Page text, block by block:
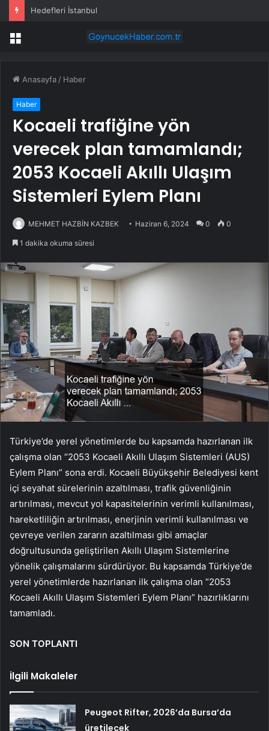
Hedefleri İstanbul
Menü
Anasayfa / Haber
Haber
Kocaeli trafiğine yön
verecek plan tamamlandı;
2053 Kocaeli Akıllı Ulaşım
Sistemleri Eylem Planı
MEHMET HAZBİN KAZBEK Haziran 6, 2024 0 0
1 dakika okuma süresi
Türkiye’de yerel yönetimlerde bu kapsamda hazırlanan ilk
çalışma olan “2053 Kocaeli Akıllı Ulaşım Sistemleri (AUS)
Eylem Planı” sona erdi. Kocaeli Büyükşehir Belediyesi kent
içi seyahat sürelerinin azaltılması, trafik güvenliğinin
artırılması, mevcut yol kapasitelerinin verimli kullanılması,
hareketliliğin artırılması, enerjinin verimli kullanılması ve
çevreye verilen zararın azaltılması gibi amaçlar
doğrultusunda geliştirilen Akıllı Ulaşım Sistemlerine
yönelik çalışmalarını sürdürüyor. Bu kapsamda Türkiye’de
yerel yönetimlerde hazırlanan ilk çalışma olan “2053
Kocaeli Akıllı Ulaşım Sistemleri Eylem Planı” hazırlıklarını
tamamladı.
SON TOPLANTI
İlgili Makaleler
Peugeot Rifter, 2026’da Bursa’da
üretilecek